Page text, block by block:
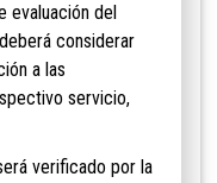
evaluación del
considerar
a las
servicio,
verificado por la